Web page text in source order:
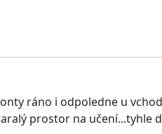
ráno i odpoledne u
prostor na učení...tyhle